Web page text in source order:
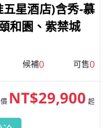
星酒店)含秀-慕
和園、紫禁城
候補0 可售0
NT$29,900 起